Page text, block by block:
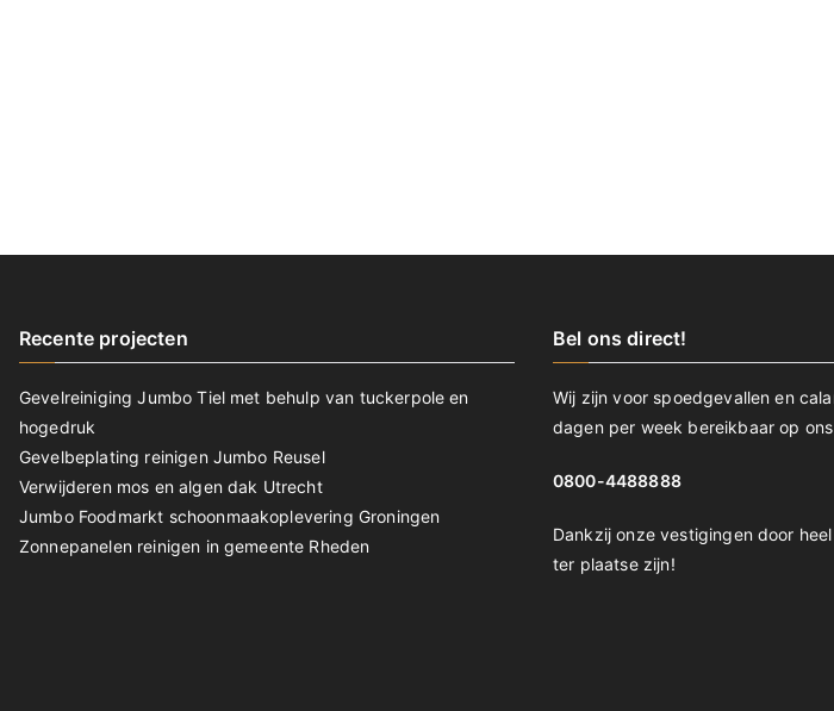
Recente projecten
Gevelreiniging Jumbo Tiel met behulp van tuckerpole en
hogedruk
Gevelbeplating reinigen Jumbo Reusel
Verwijderen mos en algen dak Utrecht
Jumbo Foodmarkt schoonmaakoplevering Groningen
Zonnepanelen reinigen in gemeente Rheden
Bel ons direct!
Wij zijn voor spoedgevallen en
dagen per week bereikbaar op
0800-4488888
Dankzij onze vestigingen door
ter plaatse zijn!